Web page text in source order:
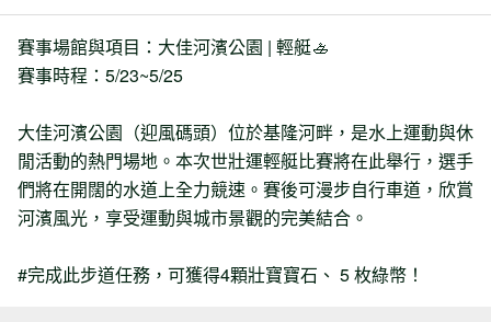
賽事場館與項目：大佳河濱公園 | 輕艇🚣
賽事時程：5/23~5/25
大佳河濱公園（迎風碼頭）位於基隆河畔，是水上運動與休
閒活動的熱門場地。本次世壯運輕艇比賽將在此舉行，選手
們將在開闊的水道上全力競速。賽後可漫步自行車道，欣賞
河濱風光，享受運動與城市景觀的完美結合。
#完成此步道任務，可獲得4顆壯寶寶石、 5 枚綠幣！